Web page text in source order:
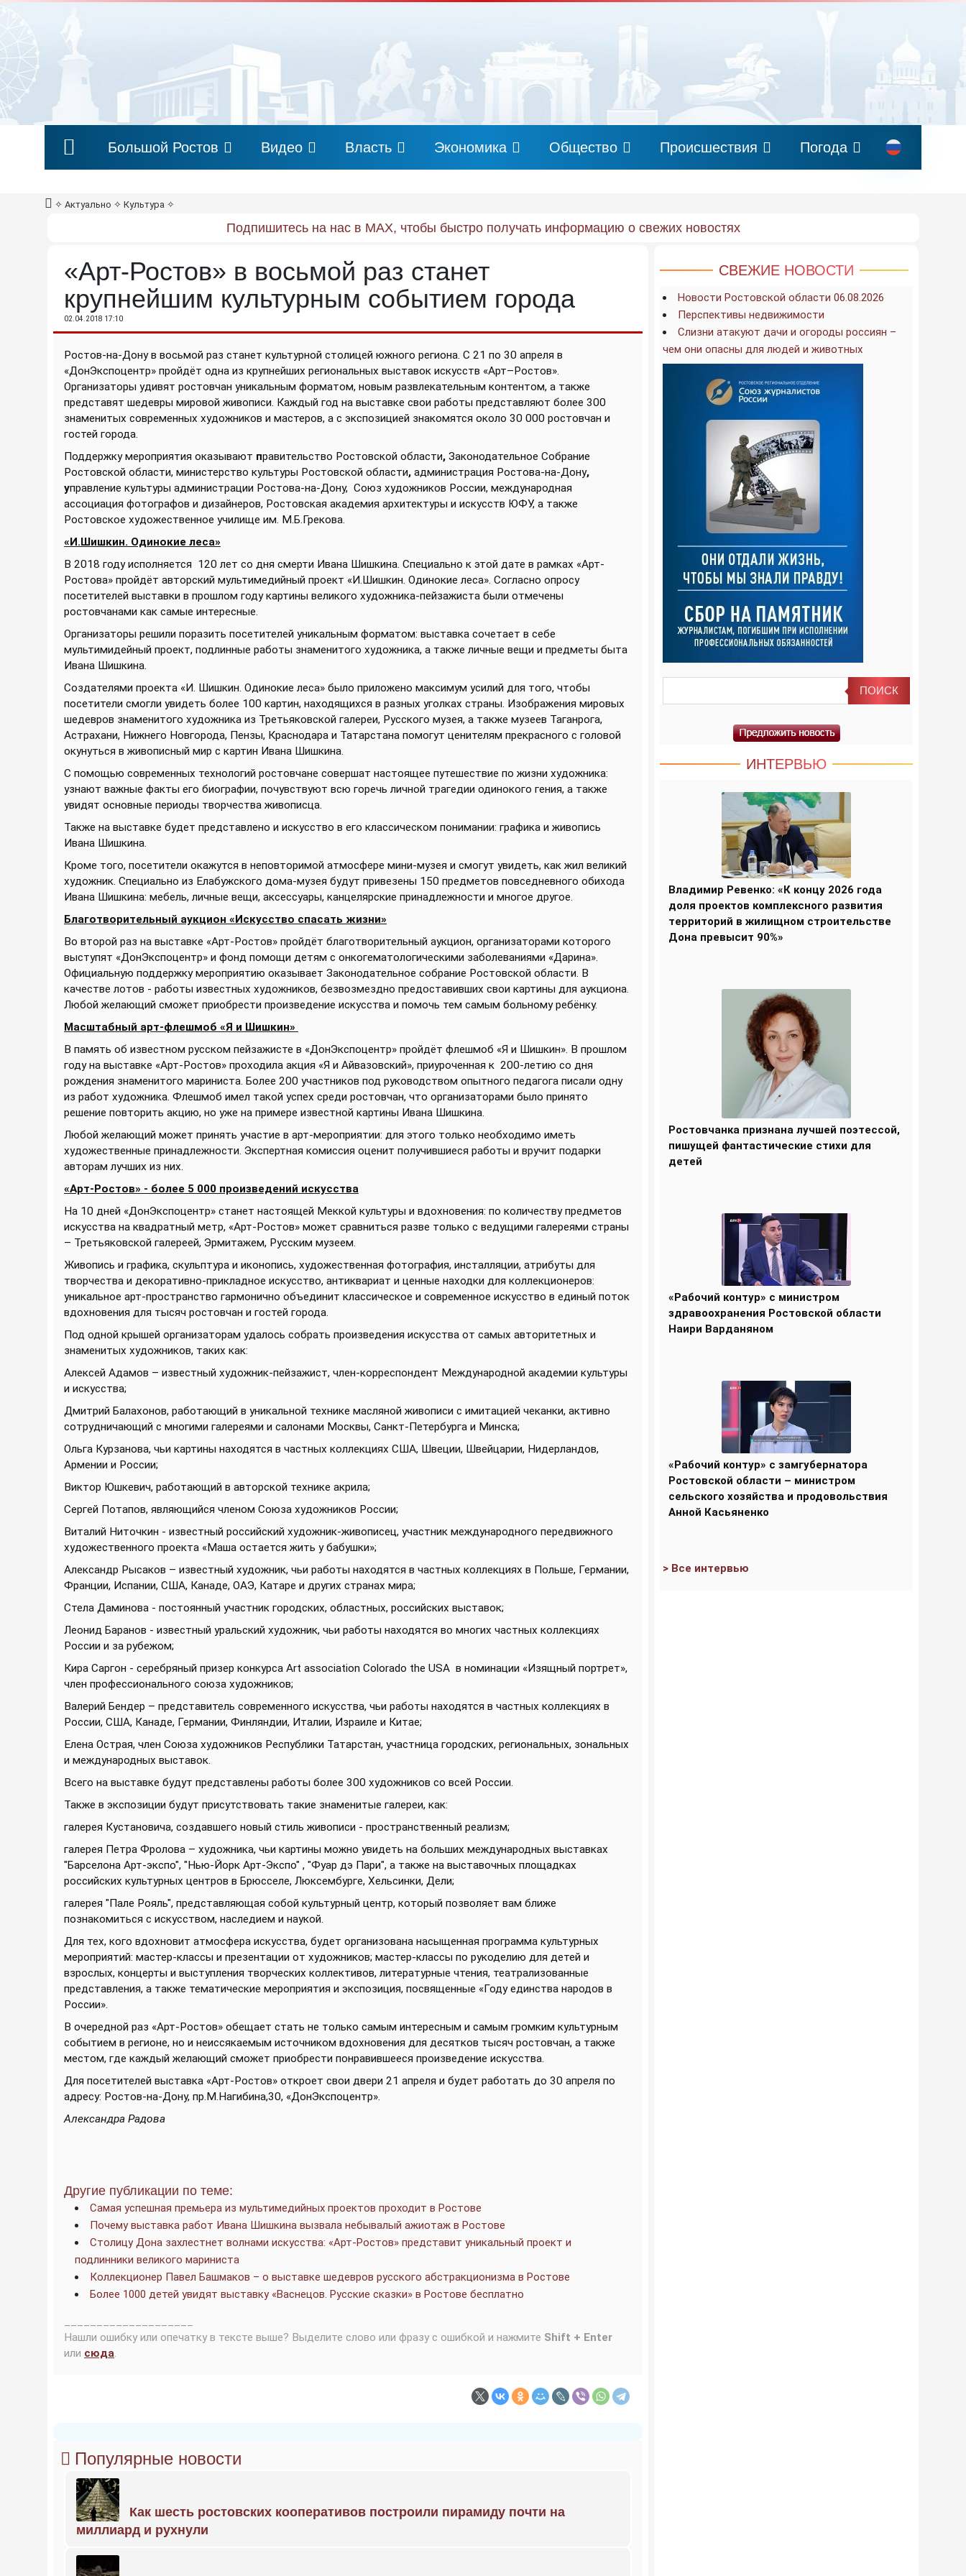
Большой Ростов Видео Власть Экономика Общество Происшествия Погода
✧ Актуально ✧ Культура ✧
Подпишитесь на нас в MAX, чтобы быстро получать информацию о свежих новостях
«Арт-Ростов» в восьмой раз станет
крупнейшим культурным событием города
02.04.2018 17:10
Ростов-на-Дону в восьмой раз станет культурной столицей южного региона. С 21 по 30 апреля в
«ДонЭкспоцентр» пройдёт одна из крупнейших региональных выставок искусств «Арт–Ростов».
Организаторы удивят ростовчан уникальным форматом, новым развлекательным контентом, а также
представят шедевры мировой живописи. Каждый год на выставке свои работы представляют более 300
знаменитых современных художников и мастеров, а с экспозицией знакомятся около 30 000 ростовчан и
гостей города.
Поддержку мероприятия оказывают правительство Ростовской области, Законодательное Собрание
Ростовской области, министерство культуры Ростовской области, администрация Ростова-на-Дону,
управление культуры администрации Ростова-на-Дону, Союз художников России, международная
ассоциация фотографов и дизайнеров, Ростовская академия архитектуры и искусств ЮФУ, а также
Ростовское художественное училище им. М.Б.Грекова.
«И.Шишкин. Одинокие леса»
В 2018 году исполняется 120 лет со дня смерти Ивана Шишкина. Специально к этой дате в рамках «Арт-
Ростова» пройдёт авторский мультимедийный проект «И.Шишкин. Одинокие леса». Согласно опросу
посетителей выставки в прошлом году картины великого художника-пейзажиста были отмечены
ростовчанами как самые интересные.
Организаторы решили поразить посетителей уникальным форматом: выставка сочетает в себе
мультимидейный проект, подлинные работы знаменитого художника, а также личные вещи и предметы быта
Ивана Шишкина.
Создателями проекта «И. Шишкин. Одинокие леса» было приложено максимум усилий для того, чтобы
посетители смогли увидеть более 100 картин, находящихся в разных уголках страны. Изображения мировых
шедевров знаменитого художника из Третьяковской галереи, Русского музея, а также музеев Таганрога,
Астрахани, Нижнего Новгорода, Пензы, Краснодара и Татарстана помогут ценителям прекрасного с головой
окунуться в живописный мир с картин Ивана Шишкина.
С помощью современных технологий ростовчане совершат настоящее путешествие по жизни художника:
узнают важные факты его биографии, почувствуют всю горечь личной трагедии одинокого гения, а также
увидят основные периоды творчества живописца.
Также на выставке будет представлено и искусство в его классическом понимании: графика и живопись
Ивана Шишкина.
Кроме того, посетители окажутся в неповторимой атмосфере мини-музея и смогут увидеть, как жил великий
художник. Специально из Елабужского дома-музея будут привезены 150 предметов повседневного обихода
Ивана Шишкина: мебель, личные вещи, аксессуары, канцелярские принадлежности и многое другое.
Благотворительный аукцион «Искусство спасать жизни»
Во второй раз на выставке «Арт-Ростов» пройдёт благотворительный аукцион, организаторами которого
выступят «ДонЭкспоцентр» и фонд помощи детям с онкогематологическими заболеваниями «Дарина».
Официальную поддержку мероприятию оказывает Законодательное собрание Ростовской области. В
качестве лотов - работы известных художников, безвозмездно предоставивших свои картины для аукциона.
Любой желающий сможет приобрести произведение искусства и помочь тем самым больному ребёнку.
Масштабный арт-флешмоб «Я и Шишкин»
В память об известном русском пейзажисте в «ДонЭкспоцентр» пройдёт флешмоб «Я и Шишкин». В прошлом
году на выставке «Арт-Ростов» проходила акция «Я и Айвазовский», приуроченная к 200-летию со дня
рождения знаменитого мариниста. Более 200 участников под руководством опытного педагога писали одну
из работ художника. Флешмоб имел такой успех среди ростовчан, что организаторами было принято
решение повторить акцию, но уже на примере известной картины Ивана Шишкина.
Любой желающий может принять участие в арт-мероприятии: для этого только необходимо иметь
художественные принадлежности. Экспертная комиссия оценит получившиеся работы и вручит подарки
авторам лучших из них.
«Арт-Ростов» - более 5 000 произведений искусства
На 10 дней «ДонЭкспоцентр» станет настоящей Меккой культуры и вдохновения: по количеству предметов
искусства на квадратный метр, «Арт-Ростов» может сравниться разве только с ведущими галереями страны
– Третьяковской галереей, Эрмитажем, Русским музеем.
Живопись и графика, скульптура и иконопись, художественная фотография, инсталляции, атрибуты для
творчества и декоративно-прикладное искусство, антиквариат и ценные находки для коллекционеров:
уникальное арт-пространство гармонично объединит классическое и современное искусство в единый поток
вдохновения для тысяч ростовчан и гостей города.
Под одной крышей организаторам удалось собрать произведения искусства от самых авторитетных и
знаменитых художников, таких как:
Алексей Адамов – известный художник-пейзажист, член-корреспондент Международной академии культуры
и искусства;
Дмитрий Балахонов, работающий в уникальной технике масляной живописи с имитацией чеканки, активно
сотрудничающий с многими галереями и салонами Москвы, Санкт-Петербурга и Минска;
Ольга Курзанова, чьи картины находятся в частных коллекциях США, Швеции, Швейцарии, Нидерландов,
Армении и России;
Виктор Юшкевич, работающий в авторской технике акрила;
Сергей Потапов, являющийся членом Союза художников России;
Виталий Ниточкин - известный российский художник-живописец, участник международного передвижного
художественного проекта «Маша остается жить у бабушки»;
Александр Рысаков – известный художник, чьи работы находятся в частных коллекциях в Польше, Германии,
Франции, Испании, США, Канаде, ОАЭ, Катаре и других странах мира;
Стела Даминова - постоянный участник городских, областных, российских выставок;
Леонид Баранов - известный уральский художник, чьи работы находятся во многих частных коллекциях
России и за рубежом;
Кира Саргон - серебряный призер конкурса Art association Colorado the USA в номинации «Изящный портрет»,
член профессионального союза художников;
Валерий Бендер – представитель современного искусства, чьи работы находятся в частных коллекциях в
России, США, Канаде, Германии, Финляндии, Италии, Израиле и Китае;
Елена Острая, член Союза художников Республики Татарстан, участница городских, региональных, зональных
и международных выставок.
Всего на выставке будут представлены работы более 300 художников со всей России.
Также в экспозиции будут присутствовать такие знаменитые галереи, как:
галерея Кустановича, создавшего новый стиль живописи - пространственный реализм;
галерея Петра Фролова – художника, чьи картины можно увидеть на больших международных выставках
"Барселона Арт-экспо", "Нью-Йорк Арт-Экспо" , "Фуар дэ Пари", а также на выставочных площадках
российских культурных центров в Брюсселе, Люксембурге, Хельсинки, Дели;
галерея "Пале Рояль", представляющая собой культурный центр, который позволяет вам ближе
познакомиться с искусством, наследием и наукой.
Для тех, кого вдохновит атмосфера искусства, будет организована насыщенная программа культурных
мероприятий: мастер-классы и презентации от художников; мастер-классы по рукоделию для детей и
взрослых, концерты и выступления творческих коллективов, литературные чтения, театрализованные
представления, а также тематические мероприятия и экспозиция, посвященные «Году единства народов в
России».
В очередной раз «Арт-Ростов» обещает стать не только самым интересным и самым громким культурным
событием в регионе, но и неиссякаемым источником вдохновения для десятков тысяч ростовчан, а также
местом, где каждый желающий сможет приобрести понравившееся произведение искусства.
Для посетителей выставка «Арт-Ростов» откроет свои двери 21 апреля и будет работать до 30 апреля по
адресу: Ростов-на-Дону, пр.М.Нагибина,30, «ДонЭкспоцентр».
Александра Радова
Другие публикации по теме:
Самая успешная премьера из мультимедийных проектов проходит в Ростове
Почему выставка работ Ивана Шишкина вызвала небывалый ажиотаж в Ростове
Столицу Дона захлестнет волнами искусства: «Арт-Ростов» представит уникальный проект и
подлинники великого мариниста
Коллекционер Павел Башмаков – о выставке шедевров русского абстракционизма в Ростове
Более 1000 детей увидят выставку «Васнецов. Русские сказки» в Ростове бесплатно
Нашли ошибку или опечатку в тексте выше? Выделите слово или фразу с ошибкой и нажмите Shift + Enter
или сюда.
Популярные новости
Как шесть ростовских кооперативов построили пирамиду почти на
миллиард и рухнули
СВЕЖИЕ НОВОСТИ
Новости Ростовской области 06.08.2026
Перспективы недвижимости
Слизни атакуют дачи и огороды россиян –
чем они опасны для людей и животных
ИНТЕРВЬЮ
Владимир Ревенко: «К концу 2026 года
доля проектов комплексного развития
территорий в жилищном строительстве
Дона превысит 90%»
Ростовчанка признана лучшей поэтессой,
пишущей фантастические стихи для
детей
«Рабочий контур» с министром
здравоохранения Ростовской области
Наири Варданяном
«Рабочий контур» с замгубернатора
Ростовской области – министром
сельского хозяйства и продовольствия
Анной Касьяненко
> Все интервью